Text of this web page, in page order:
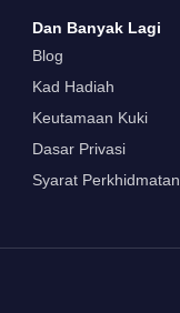
Dan Banyak Lagi
Blog
Kad Hadiah
Keutamaan Kuki
Dasar Privasi
Syarat Perkhidmatan